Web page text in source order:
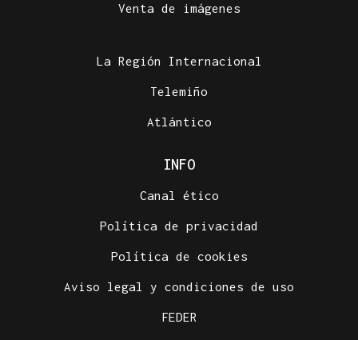
Venta de imágenes
La Región Internacional
Telemiño
Atlántico
INFO
Canal ético
Política de privacidad
Política de cookies
Aviso legal y condiciones de uso
FEDER